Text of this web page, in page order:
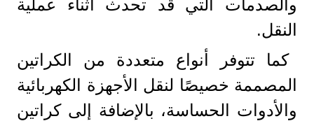
والصدمات التي قد تحدث أثناء عملية
النقل.
كما تتوفر أنواع متعددة من الكراتين
المصممة خصيصًا لنقل الأجهزة الكهربائية
والأدوات الحساسة، بالإضافة إلى كراتين